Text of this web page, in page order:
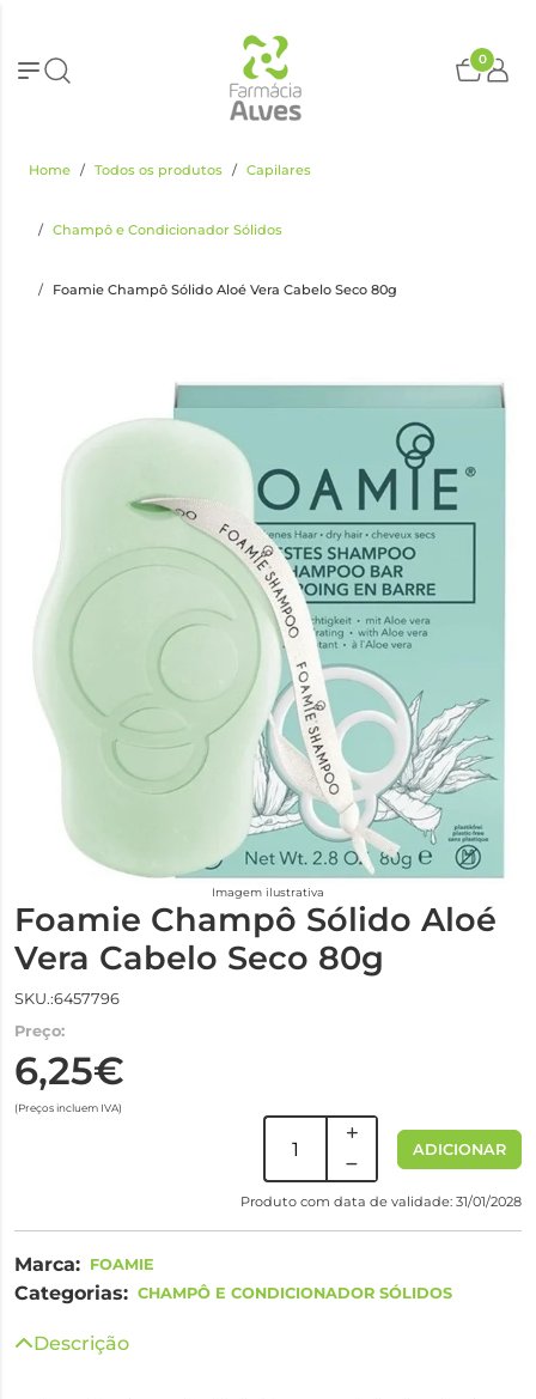
0
Home Todos os produtos Capilares
Champô e Condicionador Sólidos
Foamie Champô Sólido Aloé Vera Cabelo Seco 80g
Imagem ilustrativa
Foamie Champô Sólido Aloé
Vera Cabelo Seco 80g
SKU.:6457796
Preço:
6,25€
(Preços incluem IVA)
ADICIONAR
Produto com data de validade: 31/01/2028
Marca: FOAMIE
Categorias: CHAMPÔ E CONDICIONADOR SÓLIDOS
Descrição